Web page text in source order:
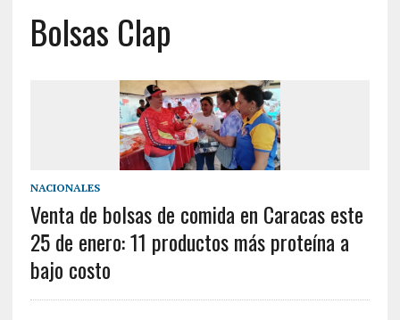
Bolsas Clap
NACIONALES
Venta de bolsas de comida en Caracas este
25 de enero: 11 productos más proteína a
bajo costo